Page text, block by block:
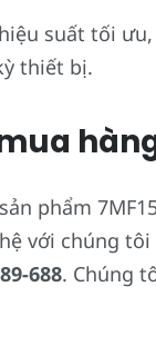
suất tối
thiết bị.
phẩm
với chúng tôi
688. Chúng